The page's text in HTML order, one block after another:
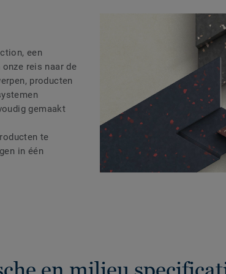
een
reis naar de
producten
gemaakt
te
in één